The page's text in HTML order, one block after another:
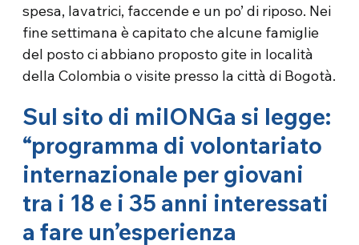
spesa, lavatrici, faccende e un po’ di riposo. Nei
fine settimana è capitato che alcune famiglie
del posto ci abbiano proposto gite in località
della Colombia o visite presso la città di Bogotà.
Sul sito di milONGa si legge:
“programma di volontariato
internazionale per giovani
tra i 18 e i 35 anni interessati
a fare un’esperienza